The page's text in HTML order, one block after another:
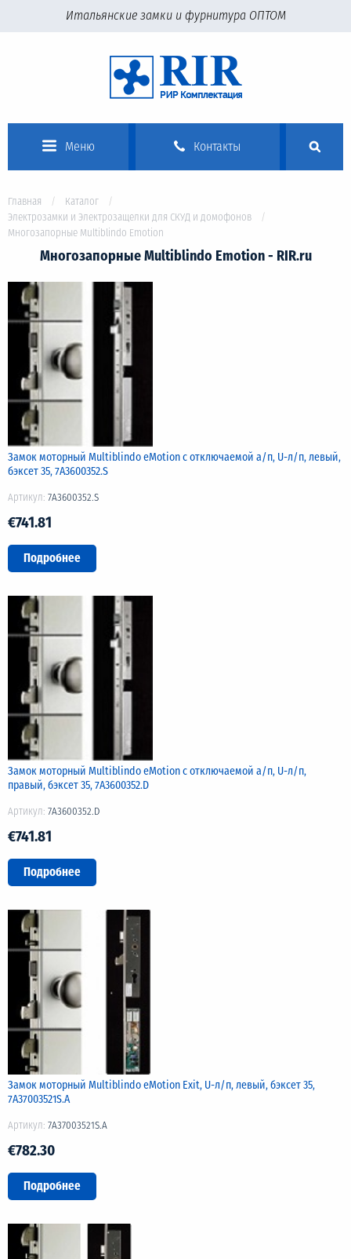
Итальянские замки и фурнитура ОПТОМ
Меню Контакты
Главная
Каталог
Электрозамки и Электрозащелки для СКУД и домофонов
Многозапорные Multiblindo Emotion
Многозапорные Multiblindo Emotion - RIR.ru
Замок моторный Multiblindo eMotion с отключаемой а/п, U-л/п, левый,
бэксет 35, 7A3600352.S
Артикул: 7A3600352.S
€741.81
Подробнее
Замок моторный Multiblindo eMotion с отключаемой а/п, U-л/п,
правый, бэксет 35, 7A3600352.D
Артикул: 7A3600352.D
€741.81
Подробнее
Замок моторный Multiblindo eMotion Exit, U-л/п, левый, бэксет 35,
7A37003521S.A
Артикул: 7A37003521S.A
€782.30
Подробнее